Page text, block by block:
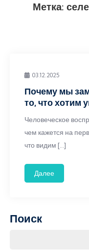
Метка:
03.12.2025
Почему мы
то, что хотим
Человеческое
чем кажется на
что видим […]
Далее
Поиск